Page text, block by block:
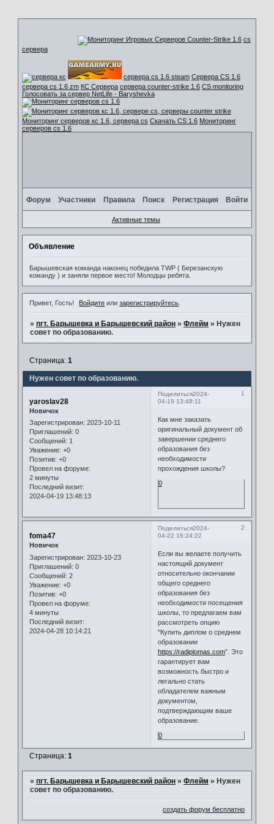
cs
сервера
сервера cs 1.6 steam Сервера CS 1.6
сервера cs 1.6 zm КС Сервера сервера counter-strike 1.6 CS monitoring
Голосовать за сервер NetLife - Baryshevka
Мониторинг серверов кс 1.6, сервера cs Скачать CS 1.6 Мониторинг
серверов cs 1.6
Форум Участники Правила Поиск Регистрация Войти
Активные темы
Объявление
Барышевская команда наконец победила TWP ( Березанскую
команду ) и заняли первое место! Молодцы ребята.
Привет, Гость! Войдите илизарегистрируйтесь
» пгт. Барышевка и Барышевский район » Флейм » Нужен
совет по образованию.
Нужен совет по образованию.
Страница: 1
Поделиться 1
2024-
04-19 13:48:11
yaroslav28
Новичок
Зарегистрирован: 2023-10-11
Приглашений: 0
Сообщений: 1
Уважение: +0
Позитив: +0
Провел на форуме:
2 минуты
Последний визит:
2024-04-19 13:48:13
Как мне заказать
оригинальный документ об
завершении среднего
образования без
необходимости
прохождения школы?
0
Поделиться 2
2024-
04-22 16:24:22
foma47
Новичок
Зарегистрирован: 2023-10-23
Приглашений: 0
Сообщений: 2
Уважение: +0
Позитив: +0
Провел на форуме:
4 минуты
Последний визит:
2024-04-28 10:14:21
Если вы желаете получить
настоящий документ
относительно окончании
общего среднего
образования без
необходимости посещения
школы, то предлагаем вам
рассмотреть опцию
"Купить диплом о среднем
образовании
https://radiplomas.com". Это
гарантирует вам
возможность быстро и
легально стать
обладателем важным
документом,
подтверждающим ваше
образование.
0
Страница: 1
» пгт. Барышевка и Барышевский район » Флейм » Нужен
совет по образованию.
создать форум бесплатно